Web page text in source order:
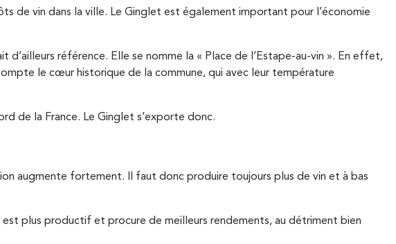
de vin dans la ville. Le Ginglet est également important pour l’économie
référence. Elle se nomme la « Place de l’Estape-au-vin ». En effet,
le cœur historique de la commune, qui avec leur température
de la France. Le Ginglet s’exporte donc.
augmente fortement. Il faut donc produire toujours plus de vin et à bas
plus productif et procure de meilleurs rendements, au détriment bien